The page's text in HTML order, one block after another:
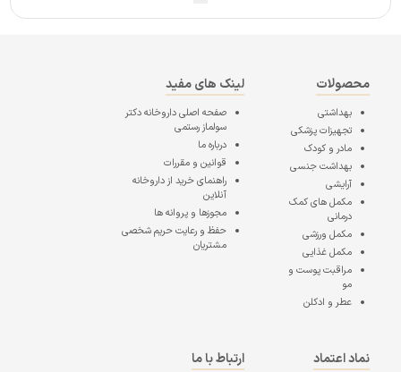
محصولات
بهداشتی
تجهیزات پزشکی
مادر و کودک
بهداشت جنسی
آرایشی
مکمل های کمک
درمانی
مکمل ورزشی
مکمل غذایی
مراقبت پوست و
مو
عطر و ادکلن
لینک های مفید
صفحه اصلیداروخانه دکتر
سولماز رستمی
درباره ما
قوانین و مقررات
راهنمای خرید از داروخانه
آنلاین
مجوزها و پروانه ها
حفظ و رعایت حریم شخصی
مشتریان
نماد اعتماد
ارتباط با ما